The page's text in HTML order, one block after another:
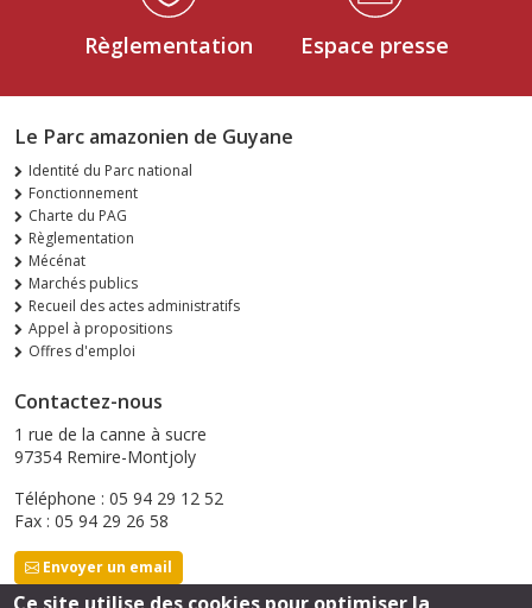
Règlementation Espace presse
Le Parc amazonien de Guyane
Identité du Parc national
Fonctionnement
Charte du PAG
Règlementation
Mécénat
Marchés publics
Recueil des actes administratifs
Appel à propositions
Offres d'emploi
Contactez-nous
1 rue de la canne à sucre
97354 Remire-Montjoly
Téléphone : 05 94 29 12 52
Fax : 05 94 29 26 58
Envoyer un email